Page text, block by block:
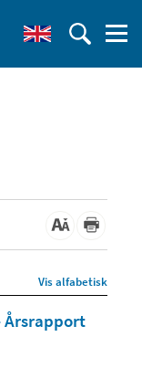
Vis alfabetisk
Årsrapport